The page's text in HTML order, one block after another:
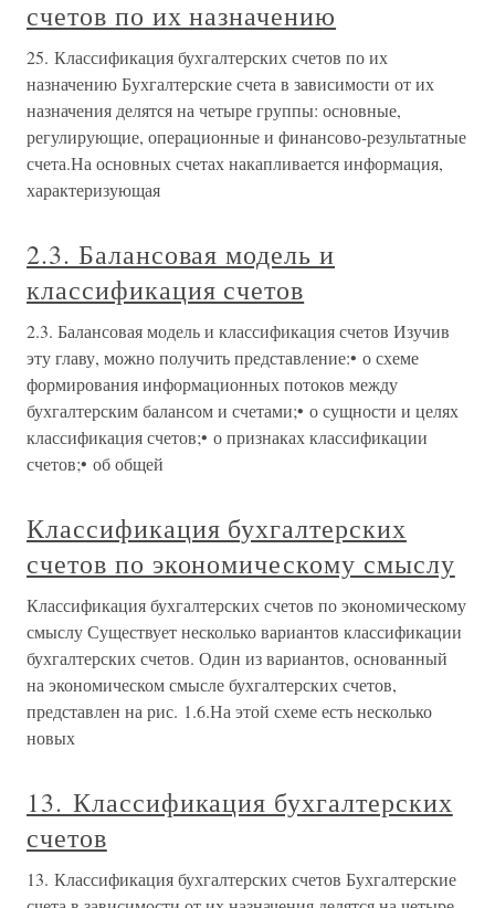
счетов по их назначению
25. Классификация бухгалтерских счетов по их
назначению Бухгалтерские счета в зависимости от их
назначения делятся на четыре группы: основные,
регулирующие, операционные и финансово-результатные
счета.На основных счетах накапливается информация,
характеризующая
2.3. Балансовая модель и
классификация счетов
2.3. Балансовая модель и классификация счетов Изучив
эту главу, можно получить представление:• о схеме
формирования информационных потоков между
бухгалтерским балансом и счетами;• о сущности и целях
классификация счетов;• о признаках классификации
счетов;• об общей
Классификация бухгалтерских
счетов по экономическому смыслу
Классификация бухгалтерских счетов по экономическому
смыслу Существует несколько вариантов классификации
бухгалтерских счетов. Один из вариантов, основанный
на экономическом смысле бухгалтерских счетов,
представлен на рис. 1.6.На этой схеме есть несколько
новых
13. Классификация бухгалтерских
счетов
13. Классификация бухгалтерских счетов Бухгалтерские